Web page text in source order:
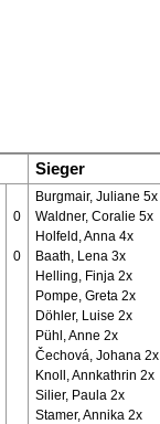
Sieger
0
0
Burgmair, Juliane 5x
Waldner, Coralie 5x
Holfeld, Anna 4x
Baath, Lena 3x
Helling, Finja 2x
Pompe, Greta 2x
Döhler, Luise 2x
Pühl, Anne 2x
Čechová, Johana 2x
Knoll, Annkathrin 2x
Silier, Paula 2x
Stamer, Annika 2x